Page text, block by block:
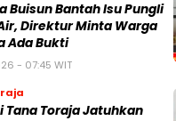
Buisun Bantah Isu Pungli
Direktur Minta Warga
Ada Bukti
- 07:45 WIT
Tana Toraja Jatuhkan